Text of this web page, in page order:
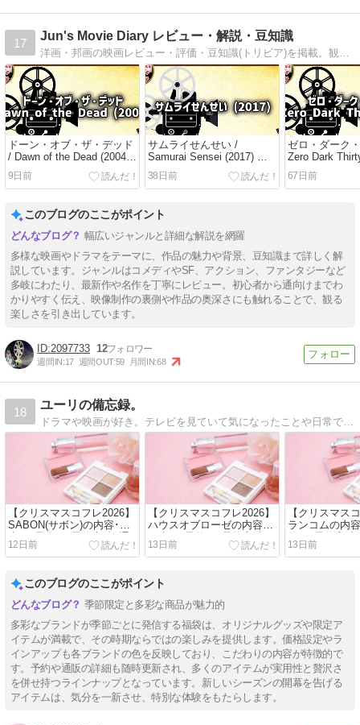
17
Jun's Movie Diary レビュー・解説・豆知識
ドーン・オブ・ザ・デッド
/ Dawn of the Dead (2004)
ゾンビ激闘 / レビュー・解
説・映画情報
9日前
サムライせんせい /
Samurai Sensei (2017) 侍
教師奮闘 / レビュー・解
説・映画情報
38日前
ゼロ・ダーク
Zero Dark
跡の執念 / レ
説・映画情報
67日前
このブログのここがポイント
幅広いジャンルと詳細な解説を網羅
多様な映画やドラマをテーマに、作品の魅力や背景、豆知識まで詳しく解
説しています。ジャンルはコメディやSF、アクション、ファンタジーなど
多岐にわたり、最新作や名作を丁寧にレビュー。初心者から通向けまでわ
かりやすく伝え、映像制作の裏側や作品の奥深さにも触れることで、観る
楽しさを引き出しています。
2097733 12
週間IN:17 週間OUT:59 月間IN:68
18
ユーリの備忘録。
ドラマや映画が好き。テレビを見ていて気になったことや日常で気になったことの備忘録です。
【クリスマスコフレ2026】
SABON(サボン)の内容･発
売日･予約日･予約方法･通
販情報!
12日前
【クリスマスコフレ2026】
ハウスオブローゼの内容･
発売日･予約日･予約方法･
通販情報!
13日前
【クリスマス
ランコムの内
約日･予約方
13日前
このブログのここがポイント
季節限定と多彩な商品が魅力的
多彩なブランドが季節ごとに発信する福袋は、オリジナルグッズや限定ア
イテムが満載で、その時期ならではの楽しみを提供します。価格設定やラ
インアップも各ブランドの色を反映しており、こだわりの内容が特徴的で
す。予約や通販の詳細も随時更新され、多くのアイテムが実用性と贅沢さ
を併せ持つラインナップとなっています。新しいシーズンの開幕を告げる
アイテムは、気分を一新させ、特別な体験をもたらします。